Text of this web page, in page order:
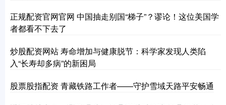
正规配资官网官网 中国抽走别国“梯子”？谬论！这位美国学
者都看不下去了
炒股配资网站 寿命增加与健康脱节：科学家发现人类陷
入“长寿却多病”的新困局
股票股指配资 青藏铁路工作者——守护雪域天路平安畅通